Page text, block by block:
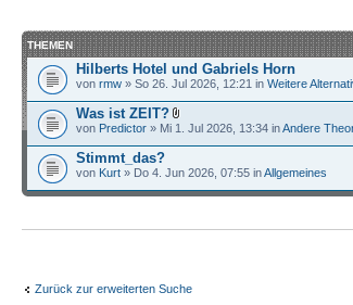
THEMEN
Hilberts Hotel und Gabriels Horn
von rmw » So 26. Jul 2026, 12:21 in Weitere
Was ist ZEIT?
von Predictor » Mi 1. Jul 2026, 13:34 inAndere
Stimmt_das?
von Kurt » Do 4. Jun 2026, 07:55 inAllgemeines
Zurück zur erweiterten Suche